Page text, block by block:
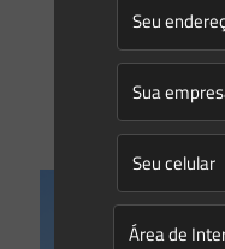
planeja um
licença ambiental
primordial para[…]